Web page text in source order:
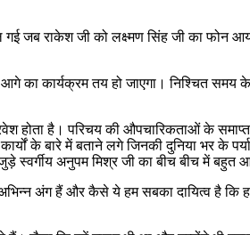
राकेश जी को लक्ष्मण सिंह जी का फोन आया
का कार्यक्रम तय हो जाएगा। निश्चित
होता है। परिचय की औपचारिकताओं के
के बारे में बताने लगे जिनकी दुनिया भर के
जुड़े स्वर्गीय अनुपम मिश्र जी का बीच बीच में
अंग हैं और कैसे ये हम सबका दायित्व है